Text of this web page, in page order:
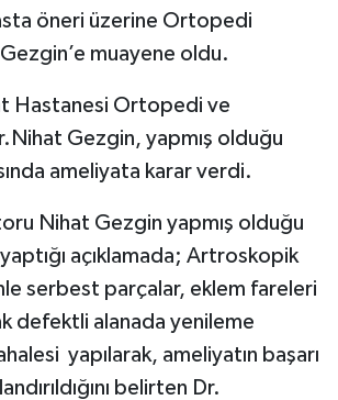
öneri üzerine Ortopedi
muayene oldu.
Hastanesi Ortopedi ve
Gezgin, yapmış olduğu
ameliyata karar verdi.
Nihat Gezgin yapmış olduğu
açıklamada; Artroskopik
serbest parçalar, eklem fareleri
defektli alanada yenileme
yapılarak, ameliyatın başarı
belirten Dr.